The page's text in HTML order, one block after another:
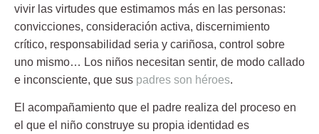
vivir las virtudes que estimamos más en las personas:
convicciones, consideración activa, discernimiento
crítico, responsabilidad seria y cariñosa, control sobre
uno mismo… Los niños necesitan sentir, de modo callado
e inconsciente, que sus padres son héroes.
El acompañamiento que el padre realiza del proceso en
el que el niño construye su propia identidad es